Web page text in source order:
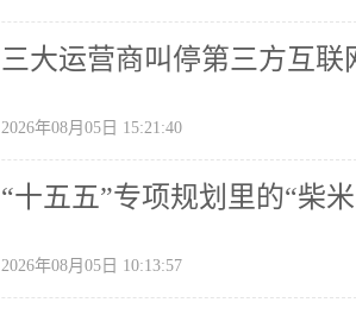
三大运营商叫停第三方互
2026年08月05日 15:21:40
“十五五”专项规划里的“柴
2026年08月05日 10:13:57